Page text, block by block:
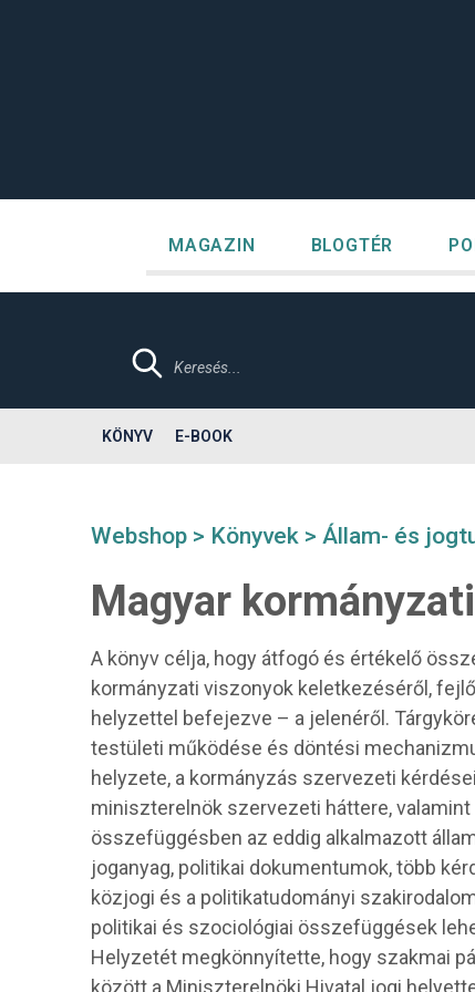
MAGAZIN BLOGTÉR
Products
search
KÖNYV E-BOOK
Webshop > Könyvek > Állam- és
Magyar
A könyv célja, hogy átfogó és értékelő
kormányzati viszonyok keletkezéséről,
helyzettel befejezve – a jelenéről.
testületi működése és döntési
helyzete, a kormányzás szervezeti
miniszterelnök szervezeti háttere,
összefüggésben az eddig alkalmazott
joganyag, politikai dokumentumok, több
közjogi és a politikatudományi
politikai és szociológiai összefüggések
Helyzetét megkönnyítette, hogy szakmai
között a Miniszterelnöki Hivatal jogi